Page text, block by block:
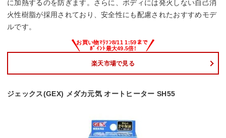
に加熱するのを防ぎます。さらに、ボディには発火しない自己消
火性樹脂が採用されており、安全性にも配慮されたおすすめモデ
ルです。
楽天市場で見る
ジェックス(GEX) メダカ元気 オートヒーター SH55